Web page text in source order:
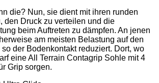
die? Nun, sie dient mit ihren runden
den Druck zu verteilen und die
beim Auftreten zu dämpfen. An jenen
am meisten Belastung auf den
der Bodenkontakt reduziert. Dort, wo
eine All Terrain Contagrip Sohle mit 4
Grip sorgen.